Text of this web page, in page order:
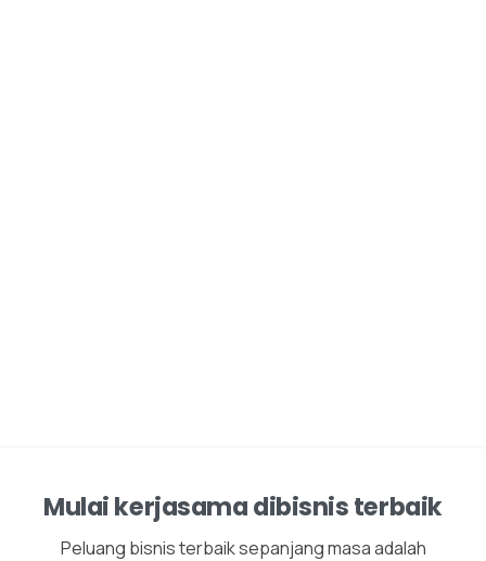
Mulai kerjasama dibisnis terbaik
Peluang bisnis terbaik sepanjang masa adalah